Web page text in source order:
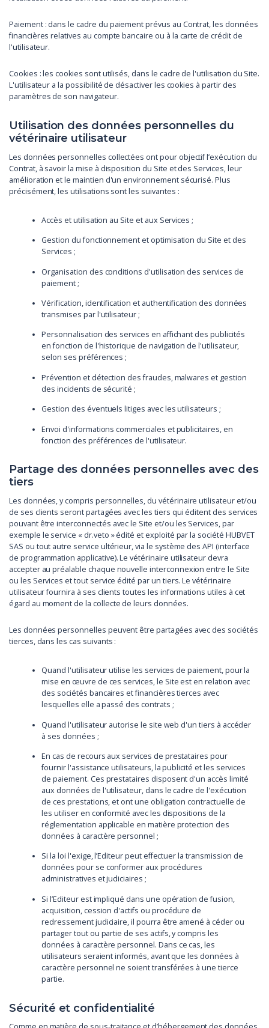
Paiement : dans le cadre du paiement prévus au Contrat, les données
financières relatives au compte bancaire ou à la carte de crédit de
l'utilisateur.
Cookies : les cookies sont utilisés, dans le cadre de l'utilisation du Site.
L'utilisateur a la possibilité de désactiver les cookies à partir des
paramètres de son navigateur.
Utilisation des données personnelles du
vétérinaire utilisateur
Les données personnelles collectées ont pour objectif l’exécution du
Contrat, à savoir la mise à disposition du Site et des Services, leur
amélioration et le maintien d'un environnement sécurisé. Plus
précisément, les utilisations sont les suivantes :
Accès et utilisation au Site et aux Services ;
Gestion du fonctionnement et optimisation du Site et des
Services ;
Organisation des conditions d'utilisation des services de
paiement ;
Vérification, identification et authentification des données
transmises par l'utilisateur ;
Personnalisation des services en affichant des publicités
en fonction de l'historique de navigation de l'utilisateur,
selon ses préférences ;
Prévention et détection des fraudes, malwares et gestion
des incidents de sécurité ;
Gestion des éventuels litiges avec les utilisateurs ;
Envoi d'informations commerciales et publicitaires, en
fonction des préférences de l'utilisateur.
Partage des données personnelles avec des
tiers
Les données, y compris personnelles, du vétérinaire utilisateur et/ou
de ses clients seront partagées avec les tiers qui éditent des services
pouvant être interconnectés avec le Site et/ou les Services, par
exemple le service « dr.veto » édité et exploité par la société HUBVET
SAS ou tout autre service ultérieur, via le système des API (interface
de programmation applicative). Le vétérinaire utilisateur devra
accepter au préalable chaque nouvelle interconnexion entre le Site
ou les Services et tout service édité par un tiers. Le vétérinaire
utilisateur fournira à ses clients toutes les informations utiles à cet
égard au moment de la collecte de leurs données.
Les données personnelles peuvent être partagées avec des sociétés
tierces, dans les cas suivants :
Quand l'utilisateur utilise les services de paiement, pour la
mise en œuvre de ces services, le Site est en relation avec
des sociétés bancaires et financières tierces avec
lesquelles elle a passé des contrats ;
Quand l'utilisateur autorise le site web d'un tiers à accéder
à ses données ;
En cas de recours aux services de prestataires pour
fournir l'assistance utilisateurs, la publicité et les services
de paiement. Ces prestataires disposent d'un accès limité
aux données de l'utilisateur, dans le cadre de l'exécution
de ces prestations, et ont une obligation contractuelle de
les utiliser en conformité avec les dispositions de la
réglementation applicable en matière protection des
données à caractère personnel ;
Si la loi l'exige, l’Editeur peut effectuer la transmission de
données pour se conformer aux procédures
administratives et judiciaires ;
Si l’Editeur est impliqué dans une opération de fusion,
acquisition, cession d'actifs ou procédure de
redressement judiciaire, il pourra être amené à céder ou
partager tout ou partie de ses actifs, y compris les
données à caractère personnel. Dans ce cas, les
utilisateurs seraient informés, avant que les données à
caractère personnel ne soient transférées à une tierce
partie.
Sécurité et confidentialité